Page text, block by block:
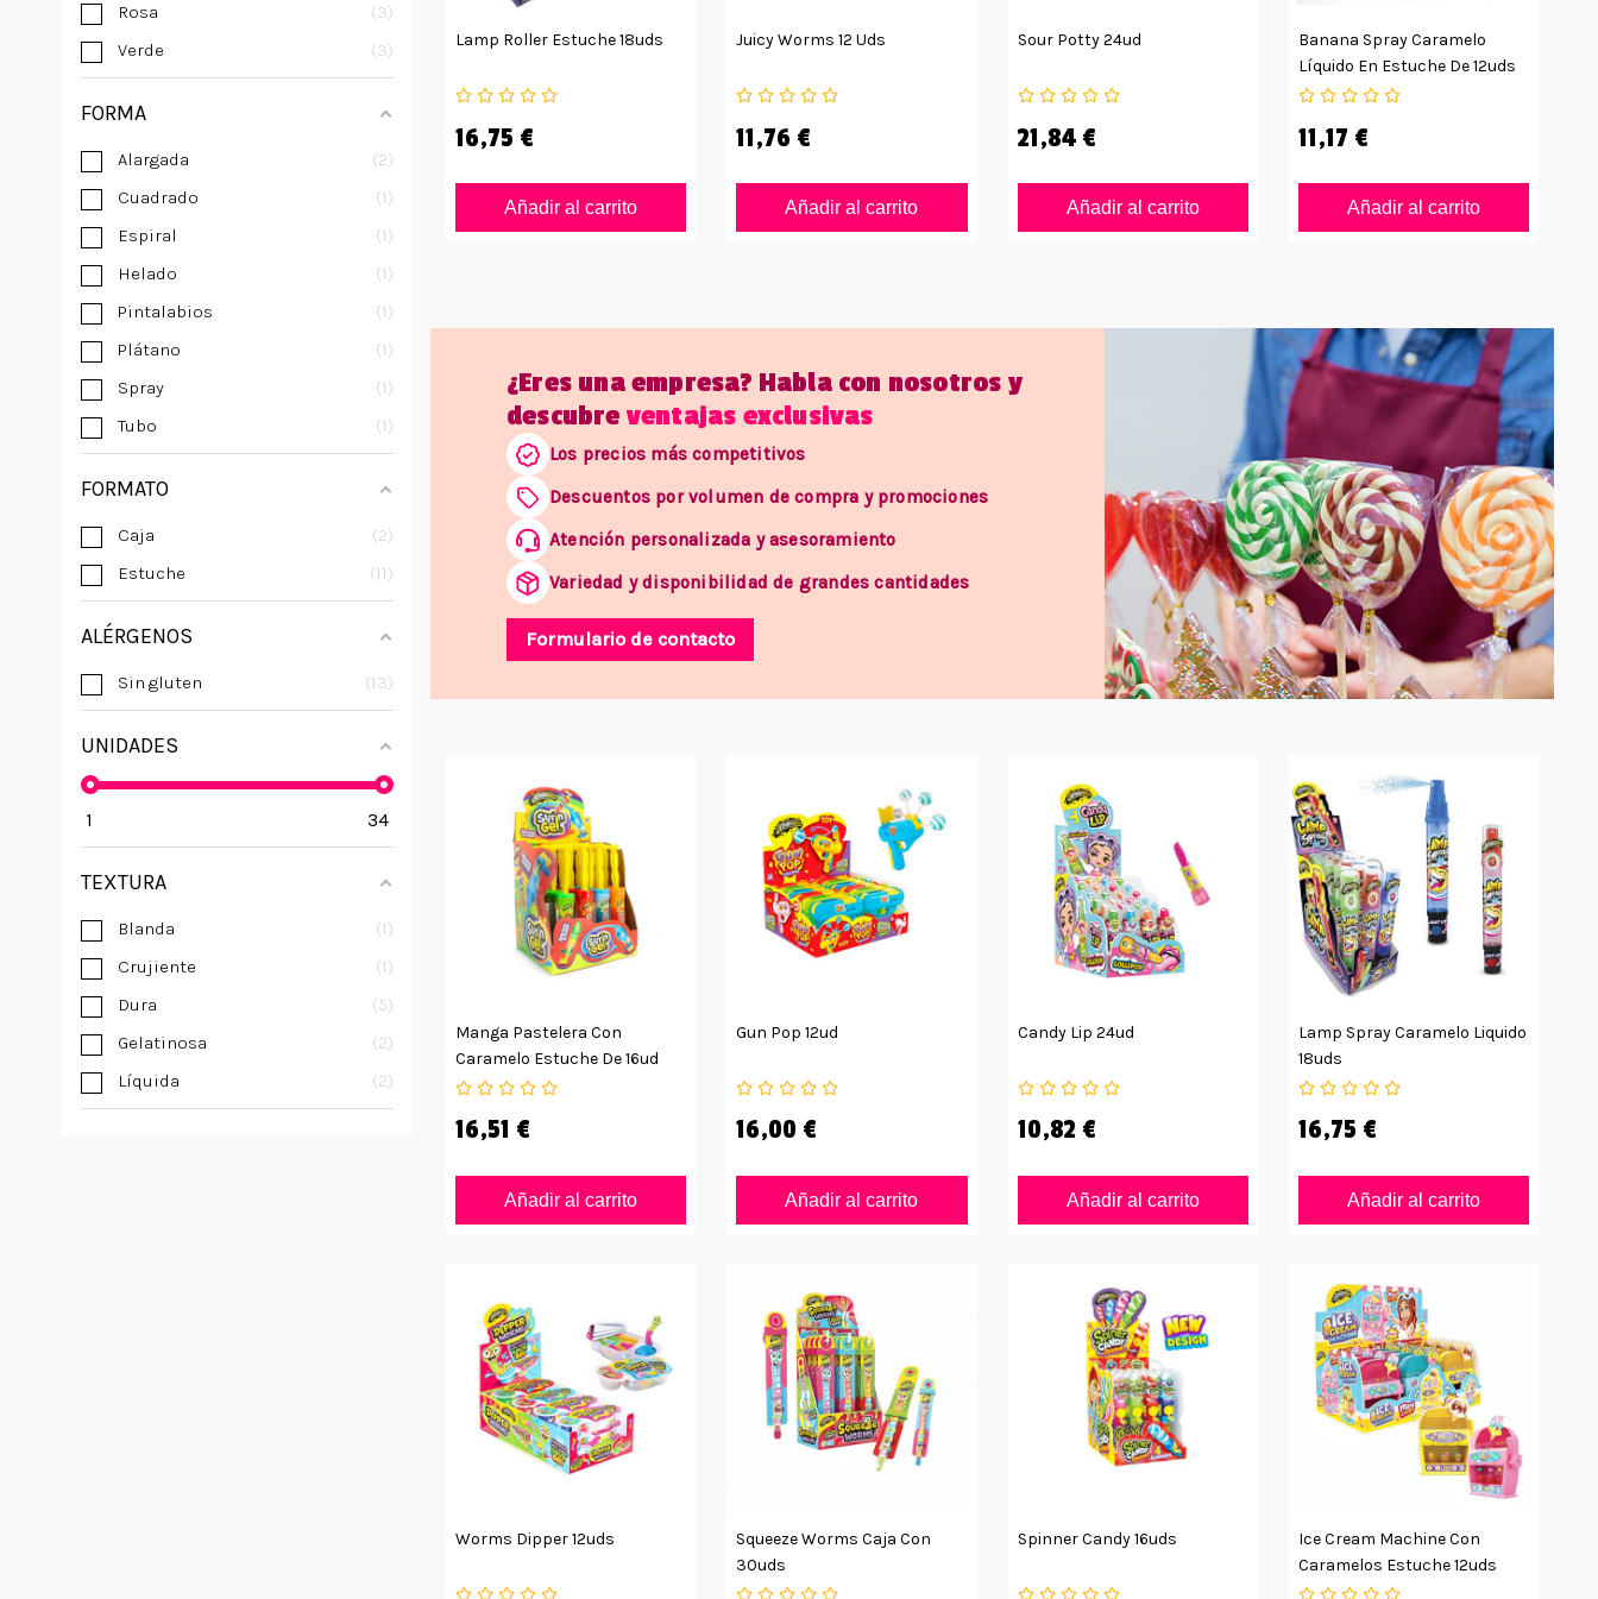
Rosa
3
Verde
3
FORMA
Alargada
2
Cuadrado
1
Espiral
1
Helado
1
Pintalabios
1
Plátano
1
Spray
1
Tubo
1
FORMATO
Caja
2
Estuche
11
ALÉRGENOS
Sin gluten 13
UNIDADES
1 34
TEXTURA
Blanda
1
Crujiente
1
Dura
5
Gelatinosa
2
Líquida
2
Lamp Roller Estuche 18uds
16,75 €
Añadir al carrito
Juicy Worms 12 Uds
11,76 €
Añadir al carrito
Sour Potty 24ud
21,84 €
Añadir al carrito
Banana Spray Caramelo
Líquido En Estuche De 12uds
11,17 €
Añadir al carrito
¿Eres una empresa? Habla con nosotros y
descubreventajas exclusivas
Los precios más competitivos
Descuentos por volumen de compra y promociones
Atención personalizada y asesoramiento
Variedad y disponibilidad de grandes cantidades
Formulario de contacto
Manga Pastelera Con
Caramelo Estuche De 16ud
16,51 €
Añadir al carrito
Gun Pop 12ud
16,00 €
Añadir al carrito
Candy Lip 24ud
10,82 €
Añadir al carrito
Lamp Spray Caramelo Liquido
18uds
16,75 €
Añadir al carrito
Worms Dipper 12uds
Squeeze Worms Caja Con
30uds
Spinner Candy 16uds
Ice Cream Machine Con
Caramelos Estuche 12uds